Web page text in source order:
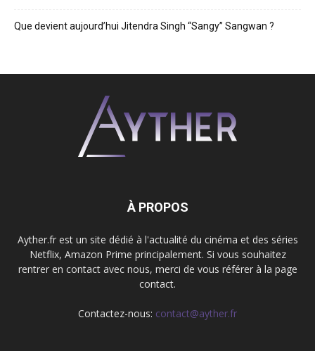
Que devient aujourd’hui Jitendra Singh “Sangy” Sangwan ?
À PROPOS
Ayther.fr est un site dédié à l'actualité du cinéma et des séries
Netflix, Amazon Prime principalement. Si vous souhaitez
rentrer en contact avec nous, merci de vous référer à la page
contact.
Contactez-nous: contact@ayther.fr